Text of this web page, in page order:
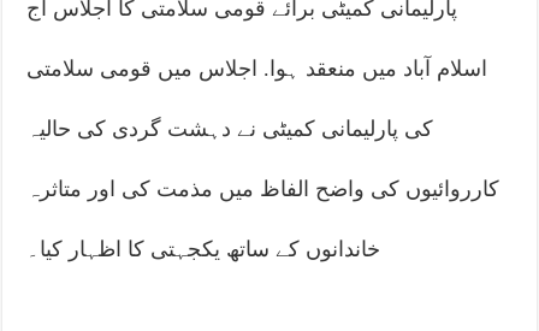
پارلیمانی کمیٹی برائے قومی سلامتی کا اجلاس آج
اسلام آباد میں منعقد ہوا. اجلاس میں قومی سلامتی
کی پارلیمانی کمیٹی نے دہشت گردی کی حالیہ
کارروائیوں کی واضح الفاظ میں مذمت کی اور متاثرہ
خاندانوں کے ساتھ یکجہتی کا اظہار کیا۔